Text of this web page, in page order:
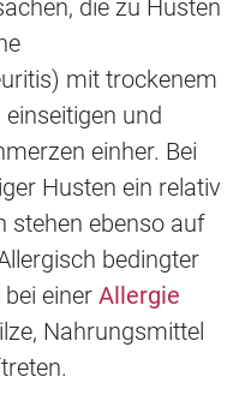
die zu Husten
mit trockenem
und
einher. Bei
Husten ein relativ
stehen ebenso auf
bedingter
einer Allergie
Nahrungsmittel